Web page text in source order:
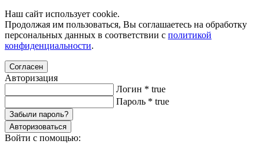
Наш сайт использует cookie.
Продолжая им пользоваться, Вы соглашаетесь на обработку
персональных данных в соответствии с политикой
конфиденциальности.
Согласен
Авторизация
Логин * true
Пароль * true
Забыли пароль?
Авторизоваться
Войти с помощью: